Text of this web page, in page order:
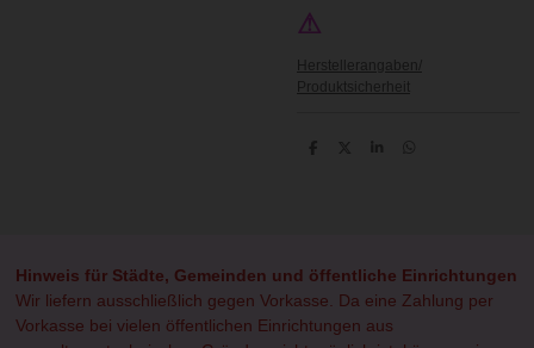
⚠
Herstellerangaben/
Produktsicherheit
T
T
T
Hinweis für Städte, Gemeinden und öffentliche Einrichtungen
Wir liefern ausschließlich gegen Vorkasse. Da eine Zahlung per
Vorkasse bei vielen öffentlichen Einrichtungen aus